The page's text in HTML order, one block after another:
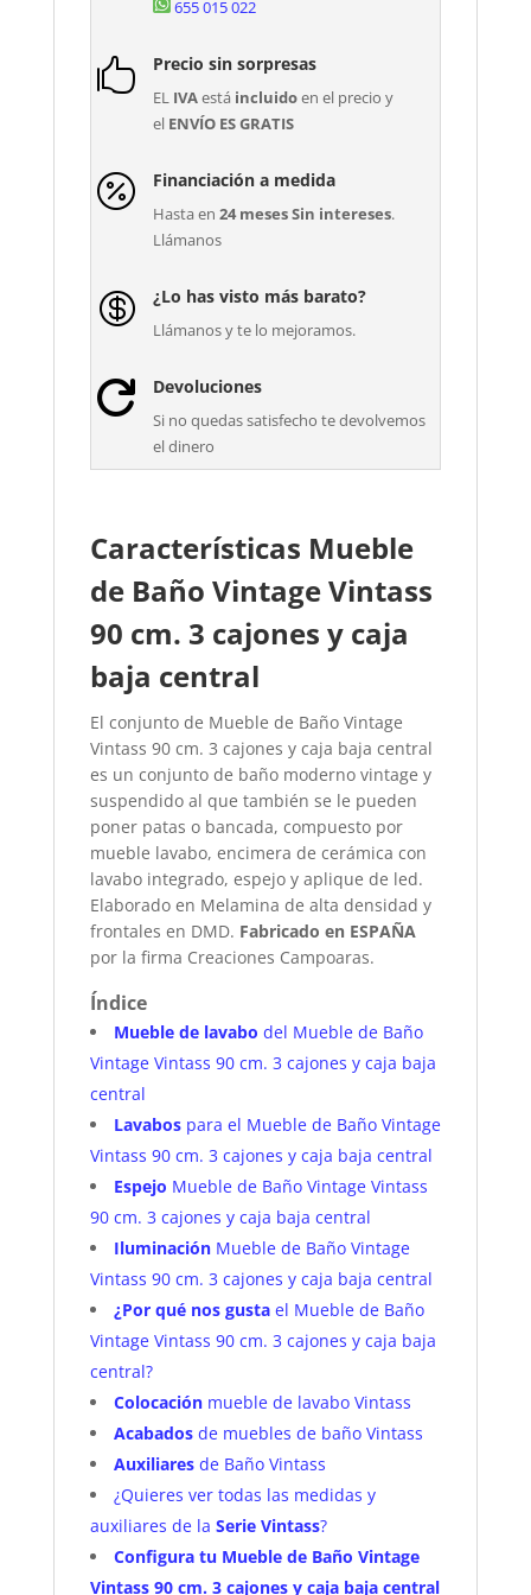
655 015 022
 Precio sin sorpresas
EL IVAestá incluidoen el precio y
el ENVÍO ES GRATIS
 Financiación a medida
Hasta en 24 meses Sin intereses.
Llámanos
 ¿Lo has visto más barato?
Llámanos y te lo mejoramos.
 Devoluciones
Si no quedas satisfecho te devolvemos
el dinero
Características Mueble
de Baño Vintage Vintass
90 cm. 3 cajones y caja
baja central​
El conjunto de Mueble de Baño Vintage
Vintass 90 cm. 3 cajones y caja baja central
es un conjunto de baño moderno vintage y
suspendido al que también se le pueden
poner patas o bancada, compuesto por
mueble lavabo, encimera de cerámica con
lavabo integrado, espejo y aplique de led.
Elaborado en Melamina de alta densidad y
frontales en DMD. Fabricado en ESPAÑA
por la firma Creaciones Campoaras.
Índice
Mueble de lavabo del Mueble de Baño
Vintage Vintass 90 cm. 3 cajones y caja baja
central
Lavabospara el Mueble de Baño Vintage
Vintass 90 cm. 3 cajones y caja baja central
Espejo Mueble de Baño Vintage Vintass
90 cm. 3 cajones y caja baja central
IluminaciónMueble de Baño Vintage
Vintass 90 cm. 3 cajones y caja baja central
¿Por qué nos gustael Mueble de Baño
Vintage Vintass 90 cm. 3 cajones y caja baja
central?
Colocaciónmueble de lavabo Vintass
Acabadosde muebles de baño Vintass
Auxiliaresde Baño Vintass
¿Quieres ver todas las medidas y
auxiliares de la Serie Vintass?
Configura tu Mueble de Baño Vintage
Vintass 90 cm. 3 cajones y caja baja central